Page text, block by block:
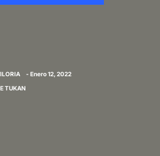
- Enero 12, 2022
TUKAN